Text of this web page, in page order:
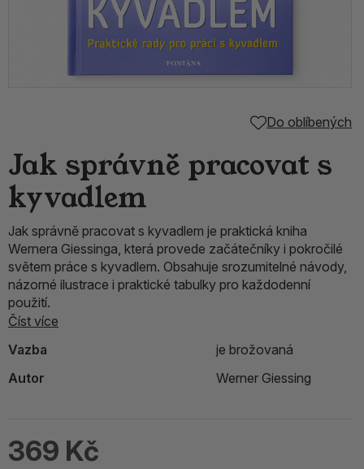
Do oblíbených
Jak správně pracovat s
kyvadlem
Jak správně pracovat s kyvadlem je praktická kniha
Wernera Giessinga, která provede začátečníky i pokročilé
světem práce s kyvadlem. Obsahuje srozumitelné návody,
názorné ilustrace i praktické tabulky pro každodenní
použití.
Číst více
Vazba
je brožovaná
Autor
Werner Giessing
369 Kč